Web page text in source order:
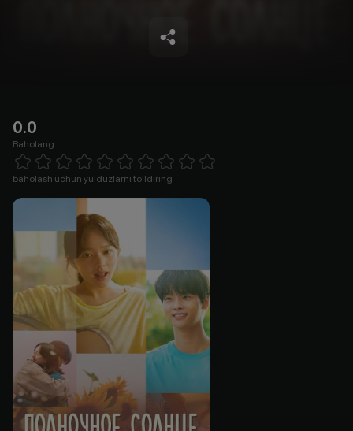
0.0
Baholang
1 Star 2 Stars 3 Stars 4 Stars5 Stars 6 Stars7 Stars8 Stars
baholash uchun yulduzlarni to'ldiring